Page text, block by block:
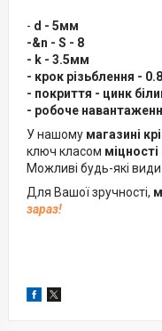
- d - 5мм
-&n - S - 8
- k - 3.5мм
- крок різьблення - 0.8
- покриття - цинк
- робоче
У нашому магазині
ключ класом
Можливі будь-які
Для Вашої зручності,
зараз!